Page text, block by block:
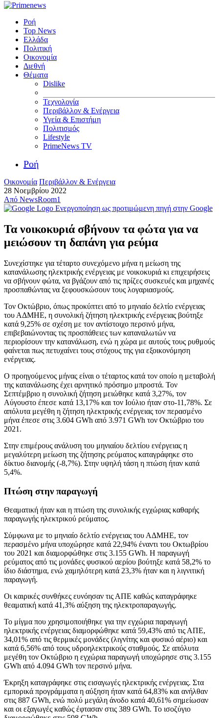
Ροή
Top News
Ελλάδα
Πολιτική
Οικονομία
Διεθνή
Θέματα
Dislike
Τεχνολογία
Περιβάλλον & Ενέργεια
Υγεία & Επιστήμη
Πολιτισμός
Lifestyle
PrimeNews TV
Ροή
Οικονομία Περιβάλλον & Ενέργεια
28 Νοεμβρίου 2022
Από NewsRoom1
Ενεργοποίηση ως προτιμώμενη πηγή στην Google
Τα νοικοκυριά σβήνουν τα φώτα για να
μειώσουν τη δαπάνη για ρεύμα
Συνεχίστηκε για τέταρτο συνεχόμενο μήνα η μείωση της
κατανάλωσης ηλεκτρικής ενέργειας με νοικοκυριά κι επιχειρήσεις
να σβήνουν φώτα, να βγάζουν από τις πρίζες συσκευές και μηχανές
προσπαθώντας να ξεφουσκώσουν τους λογαριασμούς.
Τον Οκτώβριο, όπως προκύπτει από το μηνιαίο δελτίο ενέργειας
του ΑΔΜΗΕ, η συνολική ζήτηση ηλεκτρικής ενέργειας βούτηξε
κατά 9,25% σε σχέση με τον αντίστοιχο περσινό μήνα,
επιβεβαιώνοντας τις προσπάθειες των καταναλωτών να
περιορίσουν την κατανάλωση, ενώ η χώρα με αυτούς τους ρυθμούς
φαίνεται πως πετυχαίνει τους στόχους της για εξοικονόμηση
ενέργειας.
Ο προηγούμενος μήνας είναι ο τέταρτος κατά τον οποίο η μεταβολή
της κατανάλωσης έχει αρνητικό πρόσημο μπροστά. Τον
Σεπτέμβριο η συνολική ζήτηση μειώθηκε κατά 3,27%, τον
Αύγουστο έπεσε κατά 13,17% και τον Ιούλιο ήταν στο-11,78%. Σε
απόλυτα μεγέθη η ζήτηση ηλεκτρικής ενέργειας τον περασμένο
μήνα έπεσε στις 3.604 GWh από 3.971 GWh τον Οκτώβριο του
2021.
Στην επιμέρους ανάλυση του μηνιαίου δελτίου ενέργειας η
μεγαλύτερη μείωση της ζήτησης ρεύματος καταγράφηκε στο
δίκτυο διανομής (-8,7%). Στην υψηλή τάση η πτώση ήταν κατά
5,4%.
Πτώση στην παραγωγή
Θεαματική ήταν και η πτώση της συνολικής εγχώριας καθαρής
παραγωγής ηλεκτρικού ρεύματος.
Σύμφωνα με το μηνιαίο δελτίο ενέργειας του ΑΔΜΗΕ, τον
περασμένο μήνα υποχώρησε κατά 22,94% έναντι του Οκτωβρίου
του 2021 και διαμορφώθηκε στις 3.155 GWh. Η παραγωγή
ρεύματος από τις μονάδες φυσικού αερίου βούτηξε κατά 58,2% το
ίδιο διάστημα, ενώ χαμηλότερη κατά 23,3% ήταν και η λιγνιτική
παραγωγή.
Οι καιρικές συνθήκες ευνόησαν τις ΑΠΕ καθώς καταγράφηκε
θεαματική κατά 41,3% αύξηση της ηλεκτροπαραγωγής.
Το μίγμα που χρησιμοποιήθηκε για την εγχώρια παραγωγή
ηλεκτρικής ενέργειας διαμορφώθηκε κατά 59,43% από τις ΑΠΕ,
34,01% από τις θερμικές μονάδες (λιγνίτης και φυσικό αέριο) και
κατά 6,56% από τους υδροηλεκτρικούς σταθμούς. Σε απόλυτα
μεγέθη τον Οκτώβριο η εγχώρια παραγωγή υποχώρησε στις 3.155
GWh από 4.094 GWh τον περσινό μήνα.
Έκρηξη καταγράφηκε στις εισαγωγές ηλεκτρικής ενέργειας. Στα
εμπορικά προγράμματα η αύξηση ήταν κατά 64,83% και ανήλθαν
στις 887 GWh, ενώ πολύ μεγάλη άνοδο κατά 40,61% σημείωσαν
και οι εξαγωγές καθώς έφτασαν στις 389 GWh. Το ισοζύγιο